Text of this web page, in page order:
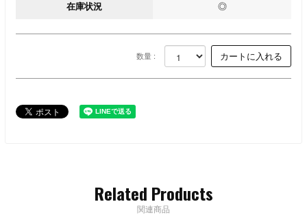
在庫状況 ◎
数量 :
Related Products
関連商品